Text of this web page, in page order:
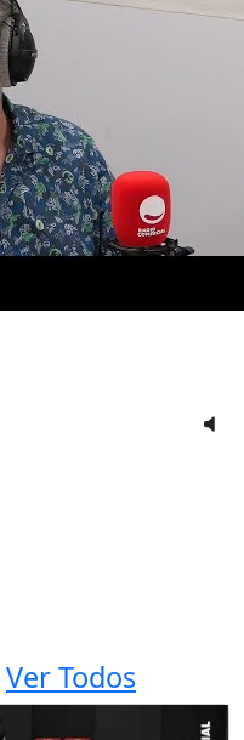
Ver Todos